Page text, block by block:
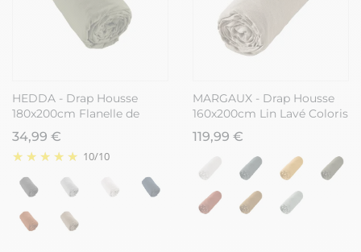
HEDDA - Drap Housse
180x200cm Flanelle de
Coton Coloris Romarin
34,99 €
10/10
MARGAUX - Drap Housse
160x200cm Lin Lavé Coloris
Sable
119,99 €